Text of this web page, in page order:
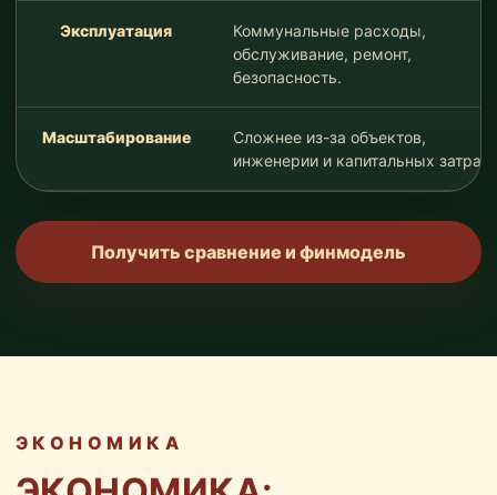
Эксплуатация
Коммунальные расходы,
обслуживание, ремонт,
безопасность.
Масштабирование
Сложнее из-за объектов,
инженерии и капитальных затрат.
Получить сравнение и финмодель
ЭКОНОМИКА